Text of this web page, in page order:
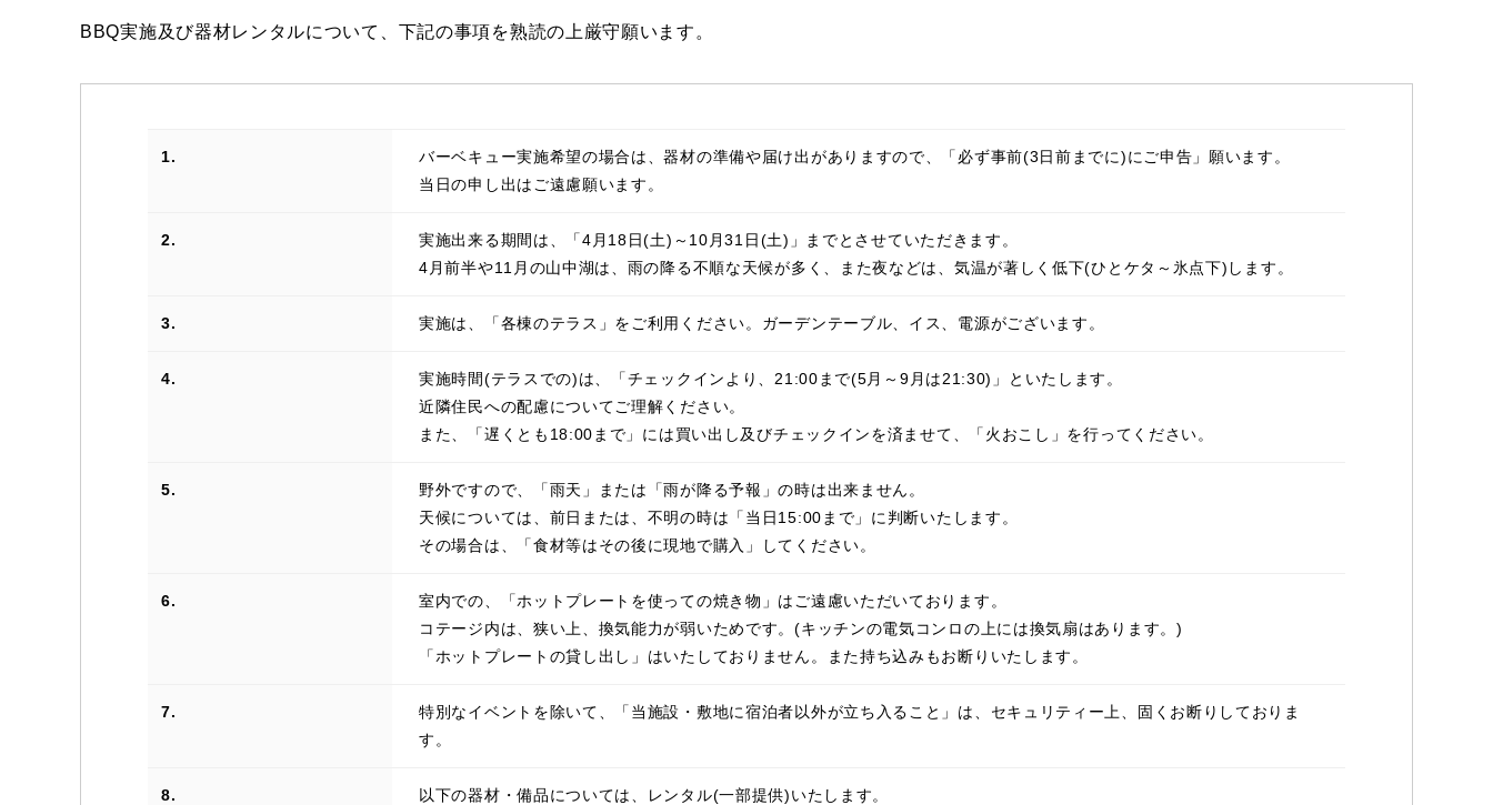
BBQ実施及び器材レンタルについて、下記の事項を熟読の上厳守願います。
1.
バーベキュー実施希望の場合は、器材の準備や届け出がありますので、「必ず事前(3日前までに)にご申告」願います。
当日の申し出はご遠慮願います。
2.
実施出来る期間は、「4月18日(土)～10月31日(土)」までとさせていただきます。
4月前半や11月の山中湖は、雨の降る不順な天候が多く、また夜などは、気温が著しく低下(ひとケタ～氷点下)します。
3. 実施は、「各棟のテラス」をご利用ください。ガーデンテーブル、イス、電源がございます。
4.
実施時間(テラスでの)は、「チェックインより、21:00まで(5月～9月は21:30)」といたします。
近隣住民への配慮についてご理解ください。
また、「遅くとも18:00まで」には買い出し及びチェックインを済ませて、「火おこし」を行ってください。
5.
野外ですので、「雨天」または「雨が降る予報」の時は出来ません。
天候については、前日または、不明の時は「当日15:00まで」に判断いたします。
その場合は、「食材等はその後に現地で購入」してください。
6.
室内での、「ホットプレートを使っての焼き物」はご遠慮いただいております。
コテージ内は、狭い上、換気能力が弱いためです。(キッチンの電気コンロの上には換気扇はあります。)
「ホットプレートの貸し出し」はいたしておりません。また持ち込みもお断りいたします。
7.
特別なイベントを除いて、「当施設・敷地に宿泊者以外が立ち入ること」は、セキュリティー上、固くお断りしておりま
す。
8.
以下の器材・備品については、レンタル(一部提供)いたします。